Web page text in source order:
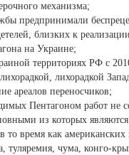
механизма;
предпринимали
близких к
на Украине;
территориях РФ с
лихорадкой
ареалов переносчиков;
Пентагоном работ не
из которых
время как американских
туляремия, чума, конго-